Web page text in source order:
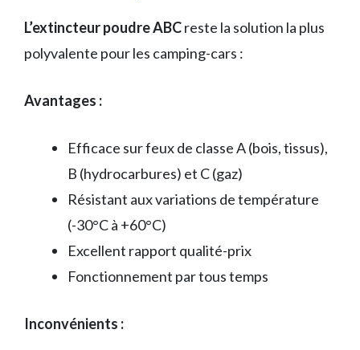
L’extincteur poudre ABCreste la solution la plus
polyvalente pour les camping-cars :
Avantages :
Efficace sur feux de classe A (bois, tissus),
B (hydrocarbures) et C (gaz)
Résistant aux variations de température
(-30°C à +60°C)
Excellent rapport qualité-prix
Fonctionnement par tous temps
Inconvénients :